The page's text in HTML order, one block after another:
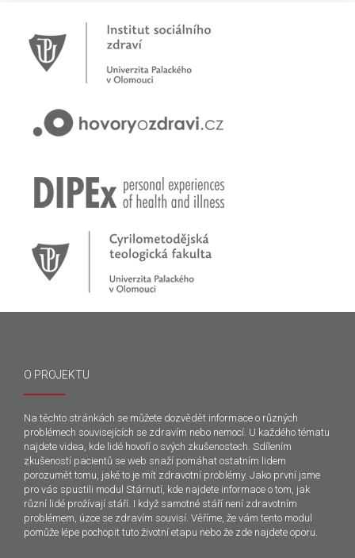
O PROJEKTU
Na těchto stránkách se můžete dozvědět informace o různých
problémech souvisejících se zdravím nebo nemocí. U každého tématu
najdete videa, kde lidé hovoří o svých zkušenostech. Sdílením
zkušeností pacientů se web snaží pomáhat ostatním lidem
porozumět tomu, jaké to je mít zdravotní problémy. Jako první jsme
pro vás spustili modul Stárnutí, kde najdete informace o tom, jak
různí lidé prožívají stáří. I když samotné stáří není zdravotním
problémem, úzce se zdravím souvisí. Věříme, že vám tento modul
pomůže lépe pochopit tuto životní etapu nebo že zde najdete oporu.